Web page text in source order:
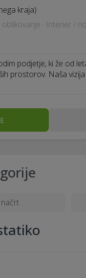
kraja)
· Interier /
podjetje, ki že od
prostorov. Naša